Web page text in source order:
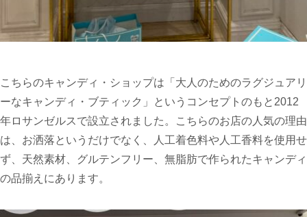
こちらのキャンディ・ショップは「大人のためのラグジュアリ
ーなキャンディ・ブティック」というコンセプトのもと2012
年ロサンゼルスで設立されました。こちらのお店の人気の理由
は、お洒落というだけでなく、人工着色料や人工香料を使用せ
ず、天然素材、グルテンフリー、無脂肪で作られたキャンディ
の品揃えにあります。